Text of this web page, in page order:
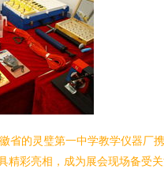
省的灵璧第一中学教学仪器厂
精彩亮相，成为展会现场备受